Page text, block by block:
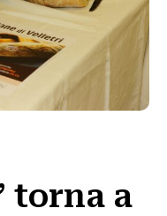
torna a